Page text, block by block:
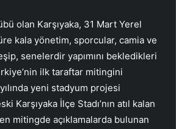
olan Karşıyaka, 31 Mart Yerel
kala yönetim, sporcular, camia ve
senelerdir yapımını bekledikleri
ilk taraftar mitingini
yeni stadyum projesi
Karşıyaka İlçe Stadı’nın atıl kalan
mitingde açıklamalarda bulunan